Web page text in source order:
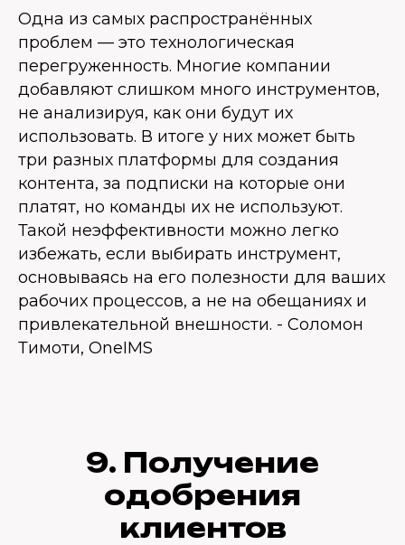
Одна из самых распространённых
проблем — это технологическая
перегруженность. Многие компании
добавляют слишком много инструментов,
не анализируя, как они будут их
использовать. В итоге у них может быть
три разных платформы для создания
контента, за подписки на которые они
платят, но команды их не используют.
Такой неэффективности можно легко
избежать, если выбирать инструмент,
основываясь на его полезности для ваших
рабочих процессов, а не на обещаниях и
привлекательной внешности. - Соломон
Тимоти, OneIMS
9. Получение
одобрения
клиентов